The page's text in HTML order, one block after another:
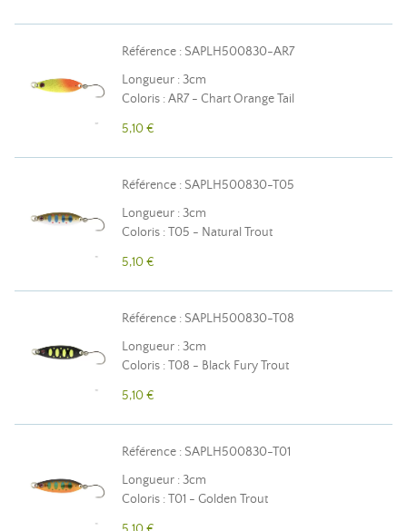
Référence : SAPLH500830-AR7
Longueur : 3cm
Coloris : AR7 - Chart Orange Tail
5,10 €
Référence : SAPLH500830-T05
Longueur : 3cm
Coloris : T05 - Natural Trout
5,10 €
Référence : SAPLH500830-T08
Longueur : 3cm
Coloris : T08 - Black Fury Trout
5,10 €
Référence : SAPLH500830-T01
Longueur : 3cm
Coloris : T01 - Golden Trout